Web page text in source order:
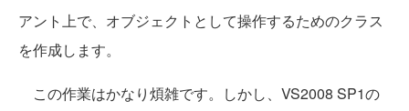
アント上で、オブジェクトとして操作するためのクラス
を作成します。
この作業はかなり煩雑です。しかし、VS2008 SP1の